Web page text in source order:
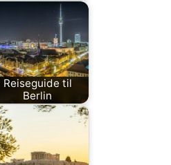
Reiseguide til
Berlin